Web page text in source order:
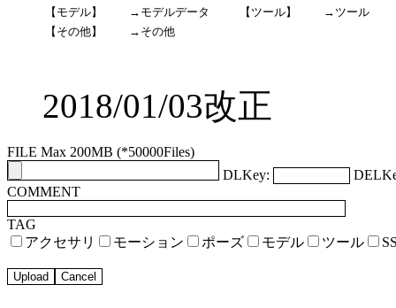
【モデル】
→モデルデータ 【ツール】
→ツール
【その他】
→その他
2018/01/03改正
FILE Max 200MB (*50000Files)
DLKey:
COMMENT
TAG
アクセサリ
モーション ポーズ モデル ツール